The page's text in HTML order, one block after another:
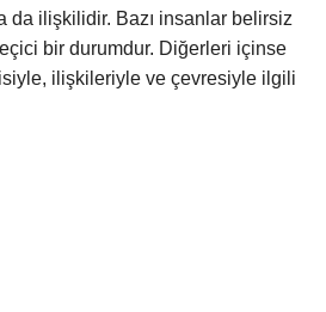
da ilişkilidir. Bazı insanlar belirsiz
bir durumdur. Diğerleri içinse
ilişkileriyle ve çevresiyle ilgili